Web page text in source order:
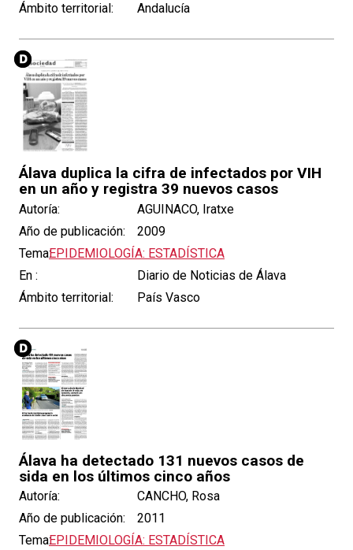
Ámbito territorial:
Andalucía
Álava duplica la cifra de infectados por VIH
en un año y registra 39 nuevos casos
Autoría:
AGUINACO, Iratxe
Año de publicación:
2009
Tema:EPIDEMIOLOGÍA: ESTADÍSTICA
En :
Diario de Noticias de Álava
Ámbito territorial:
País Vasco
Álava ha detectado 131 nuevos casos de
sida en los últimos cinco años
Autoría:
CANCHO, Rosa
Año de publicación:
2011
Tema:EPIDEMIOLOGÍA: ESTADÍSTICA